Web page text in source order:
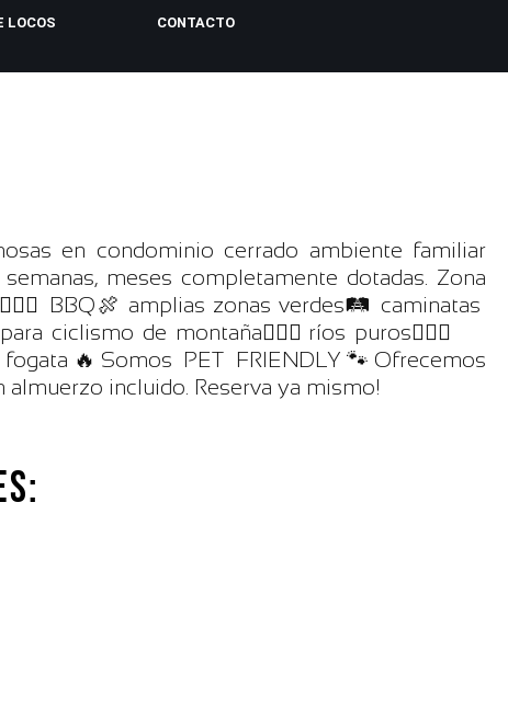
LOCOS
CONTACTO
en condominio cerrado ambiente familiar
meses completamente dotadas. Zona
BBQ🍖 amplias zonas verdes🛤️ caminatas
ciclismo de montaña🚵🏼‍♀️ríos puros🚣🏻‍♂️
fogata🔥Somos PET FRIENDLY🐾Ofrecemos
almuerzo incluido. Reserva ya mismo!